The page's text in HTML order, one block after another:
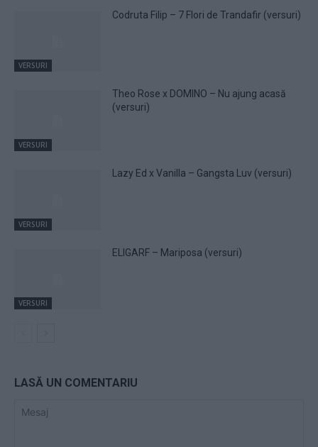
VERSURI
Codruta Filip – 7 Flori de Trandafir (versuri)
VERSURI
Theo Rose x DOMINO – Nu ajung acasă
(versuri)
VERSURI
Lazy Ed x Vanilla – Gangsta Luv (versuri)
VERSURI
ELIGARF – Mariposa (versuri)
LASĂ UN COMENTARIU